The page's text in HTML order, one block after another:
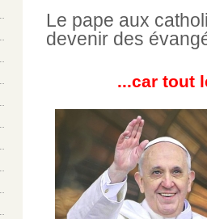
Le pape aux
devenir des
...car tout